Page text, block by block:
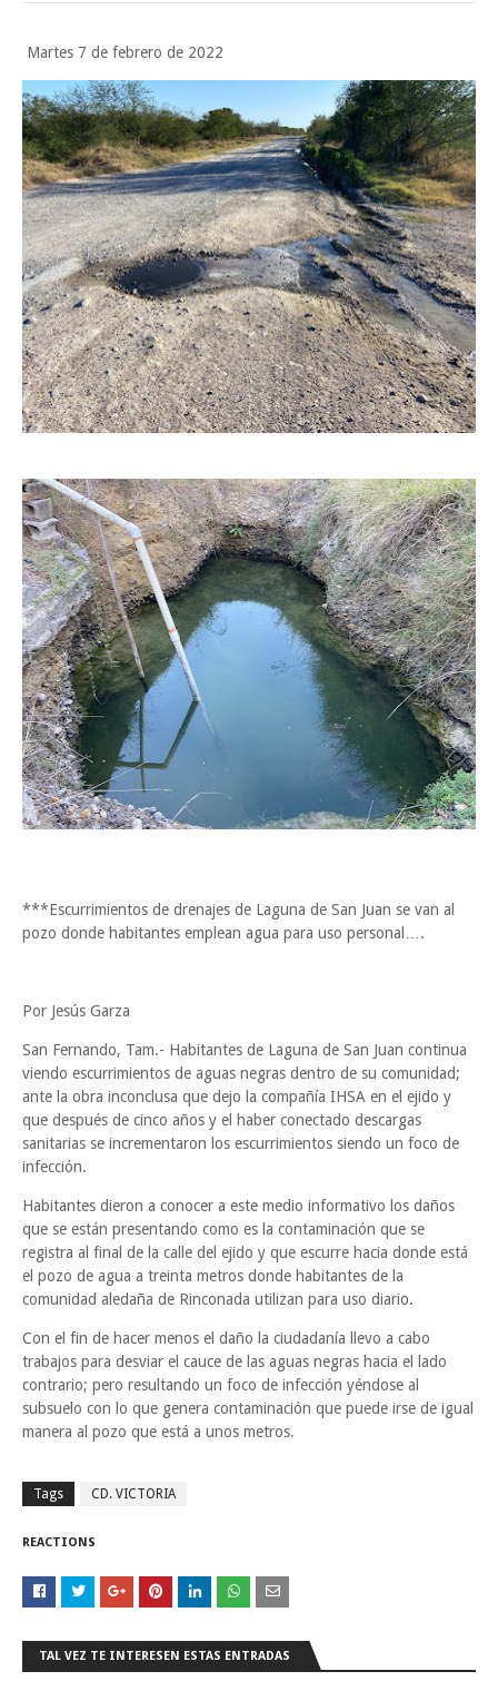
Prepara la UAT el arranque del ciclo escolar Otoño 2026
A Tamaulipas…le llueve sobre mojado
Instala Sector Salud Comité Estatal de Calidad en Salud para
trato digno y humanitario a los pacientes
Viernes, 7 Agosto
Martes 7 de febrero de 2022
***Escurrimientos de drenajes de Laguna de San Juan se van al
pozo donde habitantes emplean agua para uso personal….
Por Jesús Garza
San Fernando, Tam.- Habitantes de Laguna de San Juan continua
viendo escurrimientos de aguas negras dentro de su comunidad;
ante la obra inconclusa que dejo la compañía IHSA en el ejido y
que después de cinco años y el haber conectado descargas
sanitarias se incrementaron los escurrimientos siendo un foco de
infección.
Habitantes dieron a conocer a este medio informativo los daños
que se están presentando como es la contaminación que se
registra al final de la calle del ejido y que escurre hacia donde está
el pozo de agua a treinta metros donde habitantes de la
comunidad aledaña de Rinconada utilizan para uso diario.
Con el fin de hacer menos el daño la ciudadanía llevo a cabo
trabajos para desviar el cauce de las aguas negras hacia el lado
contrario; pero resultando un foco de infección yéndose al
subsuelo con lo que genera contaminación que puede irse de igual
manera al pozo que está a unos metros.
Tags CD. VICTORIA
REACTIONS
TAL VEZ TE INTERESEN ESTAS ENTRADAS